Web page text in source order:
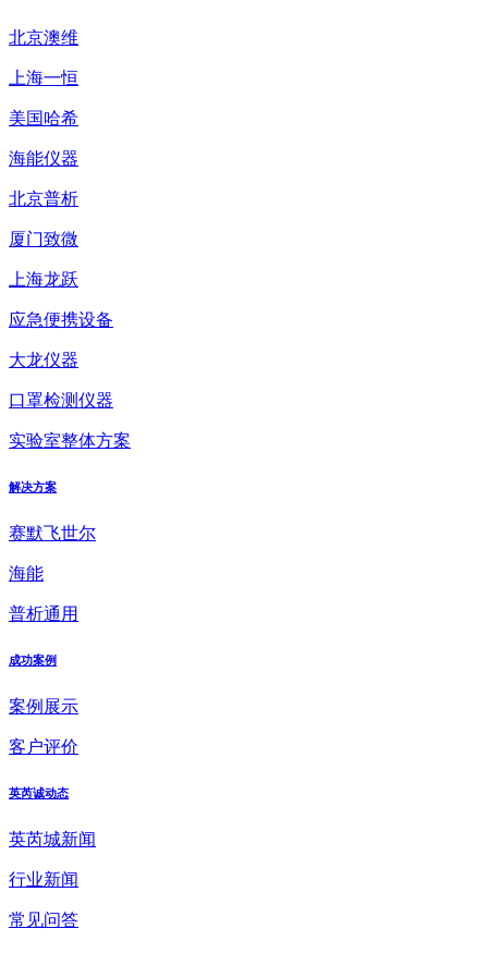
北京澳维
上海一恒
美国哈希
海能仪器
北京普析
厦门致微
上海龙跃
应急便携设备
大龙仪器
口罩检测仪器
实验室整体方案
解决方案
赛默飞世尔
海能
普析通用
成功案例
案例展示
客户评价
英芮诚动态
英芮城新闻
行业新闻
常见问答